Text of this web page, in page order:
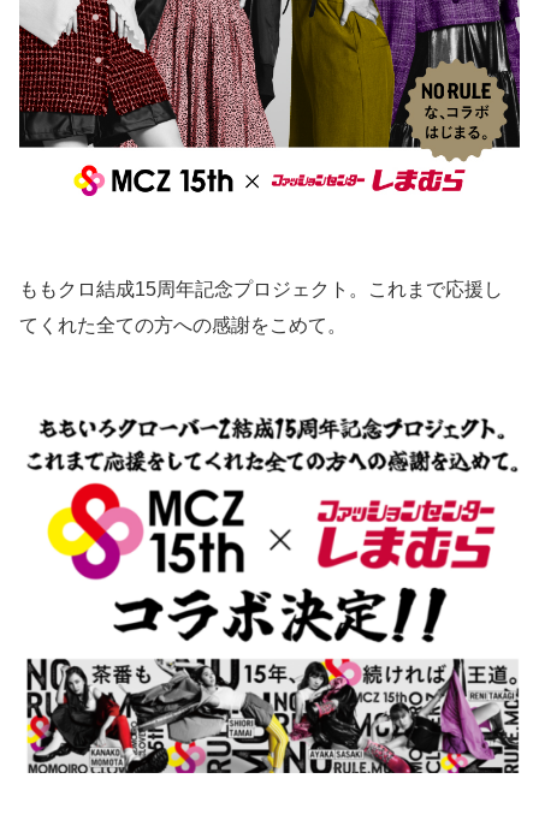
ももクロ結成15周年記念プロジェクト。これまで応援し
てくれた全ての方への感謝をこめて。